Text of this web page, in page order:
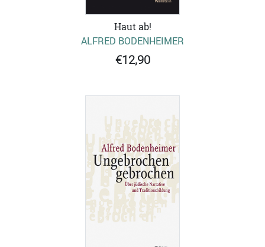
Haut ab!
ALFRED BODENHEIMER
€12,90